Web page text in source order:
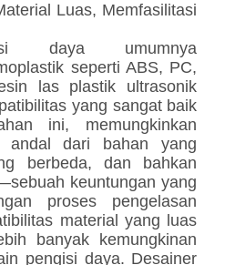
Luas, Memfasilitasi
daya umumnya
seperti ABS, PC,
las plastik ultrasonik
yang sangat baik
ini, memungkinkan
andal dari bahan yang
berbeda, dan bahkan
keuntungan yang
proses pengelasan
material yang luas
banyak kemungkinan
pengisi daya. Desainer